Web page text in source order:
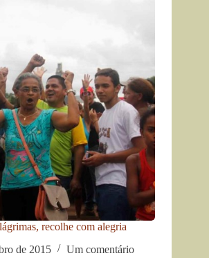
recolhe com alegria
de 2015
Um comentário